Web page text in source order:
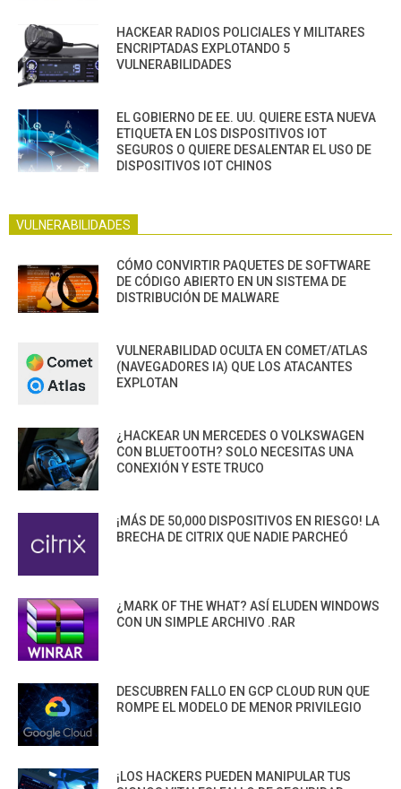
HACKEAR RADIOS POLICIALES Y MILITARES
ENCRIPTADAS EXPLOTANDO 5
VULNERABILIDADES
EL GOBIERNO DE EE. UU. QUIERE ESTA NUEVA
ETIQUETA EN LOS DISPOSITIVOS IOT
SEGUROS O QUIERE DESALENTAR EL USO DE
DISPOSITIVOS IOT CHINOS
VULNERABILIDADES
CÓMO CONVIRTIR PAQUETES DE SOFTWARE
DE CÓDIGO ABIERTO EN UN SISTEMA DE
DISTRIBUCIÓN DE MALWARE
VULNERABILIDAD OCULTA EN COMET/ATLAS
(NAVEGADORES IA) QUE LOS ATACANTES
EXPLOTAN
¿HACKEAR UN MERCEDES O VOLKSWAGEN
CON BLUETOOTH? SOLO NECESITAS UNA
CONEXIÓN Y ESTE TRUCO
¡MÁS DE 50,000 DISPOSITIVOS EN RIESGO! LA
BRECHA DE CITRIX QUE NADIE PARCHEÓ
¿MARK OF THE WHAT? ASÍ ELUDEN WINDOWS
CON UN SIMPLE ARCHIVO .RAR
DESCUBREN FALLO EN GCP CLOUD RUN QUE
ROMPE EL MODELO DE MENOR PRIVILEGIO
¡LOS HACKERS PUEDEN MANIPULAR TUS